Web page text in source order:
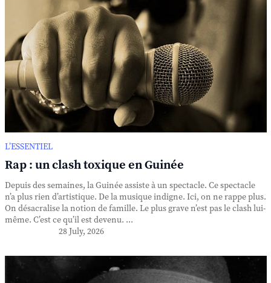
L’ESSENTIEL
Rap : un clash toxique en Guinée
Depuis des semaines, la Guinée assiste à un spectacle. Ce spectacle
n’a plus rien d’artistique. De la musique indigne. Ici, on ne rappe plus.
On désacralise la notion de famille. Le plus grave n’est pas le clash lui-
même. C’est ce qu’il est devenu. ...
28 July, 2026